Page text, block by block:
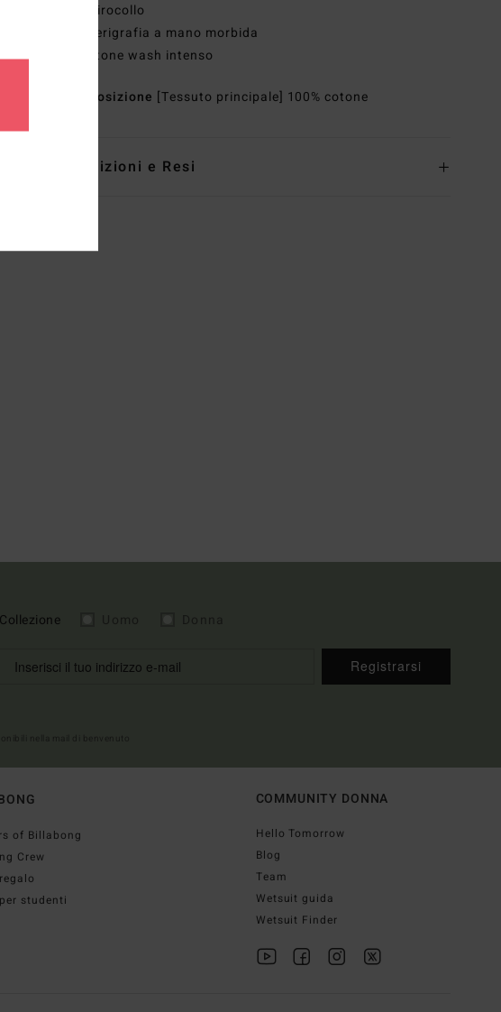
Girocollo
Serigrafia a mano morbida
Stone wash intenso
Composizione [Tessuto principale] 100% cotone
Spedizioni e Resi
Collezione
Registrarsi
of Billabong
Crew
studenti
COMMUNITY DONNA
Hello Tomorrow
Blog
Team
Wetsuit guida
Wetsuit Finder